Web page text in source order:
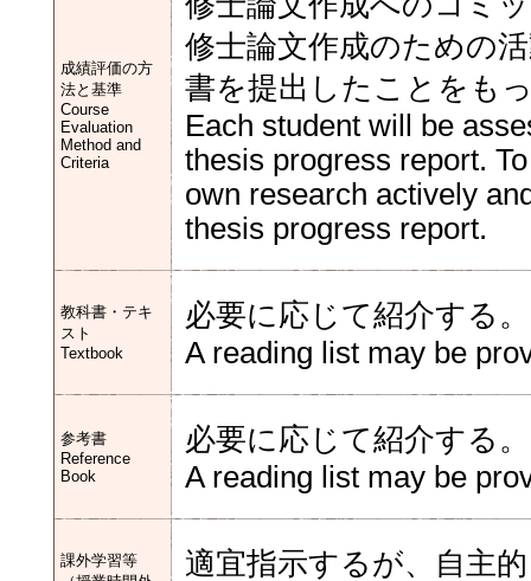
成績評価の方
法と基準
Course
Evaluation
Method and
Criteria
修士論文作成のための
書を提出したことをも
Each student will be
thesis progress report.
own research actively
thesis progress report.
教科書・テキ
スト
Textbook
必要に応じて紹介する。
A reading list may be
参考書
Reference
Book
必要に応じて紹介する。
A reading list may be
課外学習等
適宜指示するが、自主